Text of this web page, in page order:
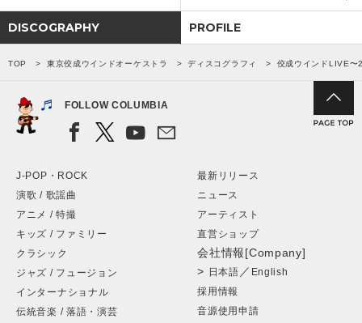
DISCOGRAPHY PROFILE
TOP 東京佼成ウインドオーケストラ ディスコグラフィ 佼成ウインドLIVE〜
FOLLOW COLUMBIA
J-POP・ROCK
演歌 / 歌謡曲
アニメ / 特撮
キッズ / ファミリー
クラシック
ジャズ / フュージョン
インターナショナル
伝統音楽 / 落語・演芸
最新リリース
ニュース
アーティスト
直営ショップ
会社情報[Company]
> 日本語 ／ English
採用情報
音源使用申請